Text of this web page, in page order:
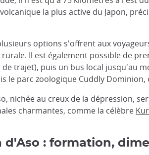
la plus active du Japon,
options s'offrent aux
Il est également possible de
trajet), puis un bus local jusqu'au
le parc zoologique Cuddly
nichée au creux de la dépression,
charmantes, comme la célèbre
d'Aso : formation,